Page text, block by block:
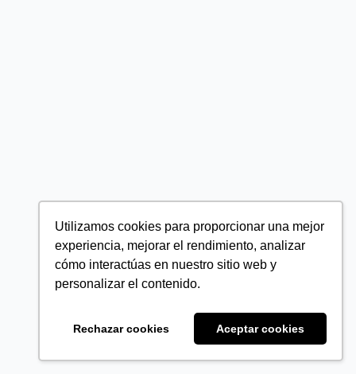
Utilizamos cookies para proporcionar una mejor
experiencia, mejorar el rendimiento, analizar
cómo interactúas en nuestro sitio web y
personalizar el contenido.
Rechazar cookies Aceptar cookies